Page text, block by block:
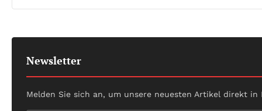
Newsletter
Melden Sie sich an, um unsere neuesten Artikel direkt